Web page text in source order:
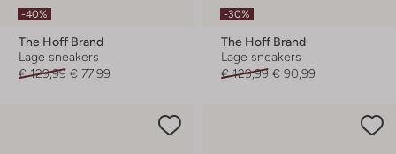
-40%
The Hoff Brand
Lage sneakers
€ 129,99 € 77,99
-30%
The Hoff Brand
Lage sneakers
€ 129,99 € 90,99